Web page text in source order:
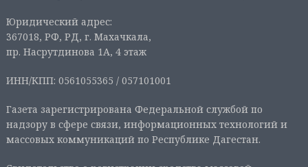
Юридический адрес:
367018, РФ, РД, г. Махачкала,
пр. Насрутдинова 1А, 4 этаж
ИНН/КПП: 0561055365 / 057101001
Газета зарегистрирована Федеральной службой по
надзору в сфере связи, информационных технологий и
массовых коммуникаций по Республике Дагестан.